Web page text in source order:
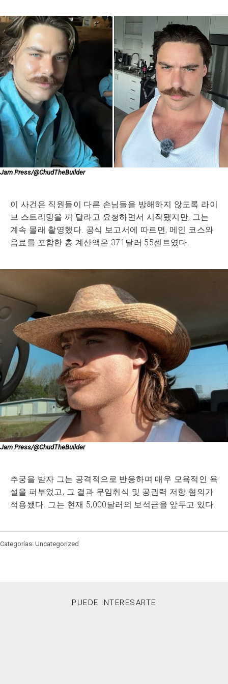
Jam Press/@ChudTheBuilder
이 사건은 직원들이 다른 손님들을 방해하지 않도록 라이
브 스트리밍을 꺼 달라고 요청하면서 시작됐지만, 그는
계속 몰래 촬영했다. 공식 보고서에 따르면, 메인 코스와
음료를 포함한 총 계산액은 371달러 55센트였다.
Jam Press/@ChudTheBuilder
추궁을 받자 그는 공격적으로 반응하며 매우 모욕적인 욕
설을 퍼부었고, 그 결과 무임취식 및 공권력 저항 혐의가
적용됐다. 그는 현재 5,000달러의 보석금을 앞두고 있다.
Categorías: Uncategorized
PUEDE INTERESARTE